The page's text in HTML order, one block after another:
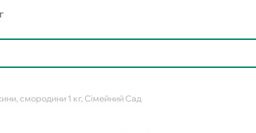
смородини 1 кг, Сімейний Сад